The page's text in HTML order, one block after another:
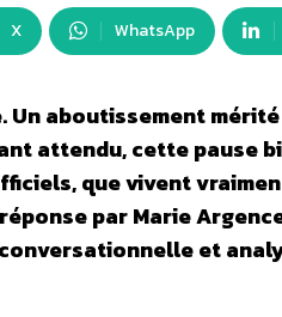
X WhatsApp
aboutissement
attendu, cette pause
que vivent
par Marie Argence,
et